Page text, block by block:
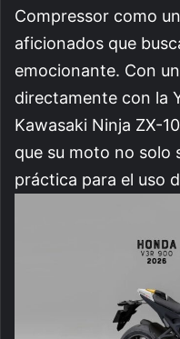
Compressor como
aficionados que
emocionante. Con
directamente con la
Kawasaki Ninja ZX-
que su moto no solo
práctica para el uso